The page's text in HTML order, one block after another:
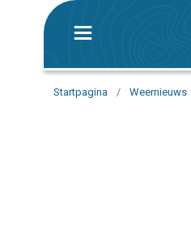
Startpagina / Weernieuws